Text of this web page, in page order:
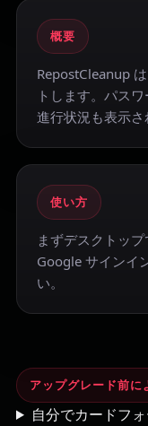
概要
RepostCleanup
トします。パス
進行状況も表示さ
使い方
まずデスクトッ
Google サインイ
い。
アップグレード前に
自分でカードフ